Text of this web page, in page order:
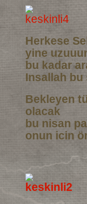
Herkese
yine
bu kadar
Insallah
Bekleyen
olacak
bu nisan
onun icin